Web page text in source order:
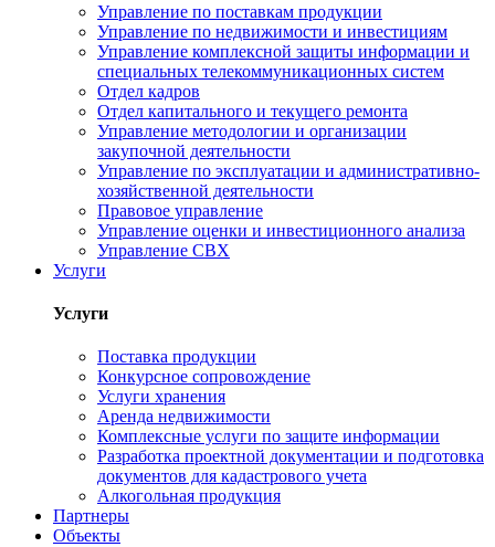
Управление по поставкам продукции
Управление по недвижимости и инвестициям
Управление комплексной защиты информации и
специальных телекоммуникационных систем
Отдел кадров
Отдел капитального и текущего ремонта
Управление методологии и организации
закупочной деятельности
Управление по эксплуатации и административно-
хозяйственной деятельности
Правовое управление
Управление оценки и инвестиционного анализа
Управление СВХ
Услуги
Услуги
Поставка продукции
Конкурсное сопровождение
Услуги хранения
Аренда недвижимости
Комплексные услуги по защите информации
Разработка проектной документации и подготовка
документов для кадастрового учета
Алкогольная продукция
Партнеры
Объекты